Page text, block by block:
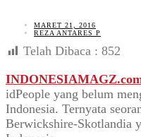
MARET 21, 2016
REZA ANTARES P
Telah Dibaca : 852
idPeople yang belum
Indonesia. Ternyata
Berwickshire-Skotlandia